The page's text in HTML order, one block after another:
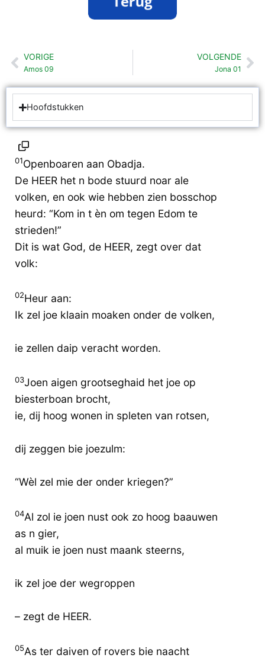
Vorige
VORIGE
Amos 09
VOLGENDE
Jona 01
Hoofdstukken
01Openboaren aan Obadja.
De HEER het n bode stuurd noar ale
volken, en ook wie hebben zien bosschop
heurd: “Kom in t èn om tegen Edom te
strieden!”
Dit is wat God, de HEER, zegt over dat
volk:
02Heur aan:
Ik zel joe klaain moaken onder de volken,
ie zellen daip veracht worden.
03Joen aigen grootseghaid het joe op
biesterboan brocht,
ie, dij hoog wonen in spleten van rotsen,
dij zeggen bie joezulm:
“Wèl zel mie der onder kriegen?”
04Al zol ie joen nust ook zo hoog baauwen
as n gier,
al muik ie joen nust maank steerns,
ik zel joe der wegroppen
– zegt de HEER.
05As ter daiven of rovers bie naacht